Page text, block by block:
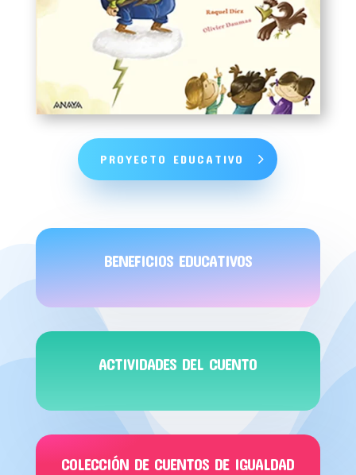
PROYECTO EDUCATIVO
BENEFICIOS EDUCATIVOS
ACTIVIDADES DEL CUENTO
COLECCIÓN DE CUENTOS DE IGUALDAD